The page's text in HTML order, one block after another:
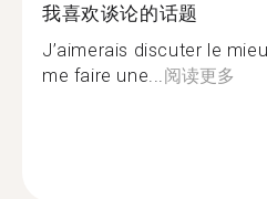
我喜欢谈论的话题
J’aimerais discuter le
me faire une... 阅读更多